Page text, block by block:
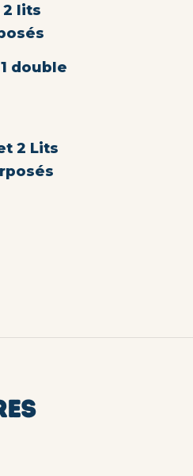
2 lits
double
2 Lits